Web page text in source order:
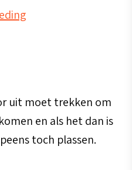
uit moet trekken om
en als het dan is
toch plassen.